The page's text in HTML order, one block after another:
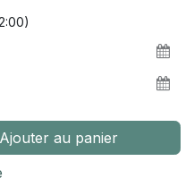
Ajouter au panier